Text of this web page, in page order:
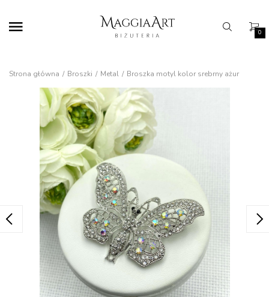
0
Strona główna Broszki Metal Broszka motyl kolor srebrny ażur